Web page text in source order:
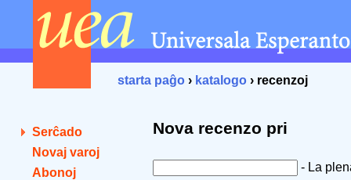
starta paĝo › katalogo › recenzoj
Serĉado
Novaj varoj
Abonoj
Nova recenzo pri
- La